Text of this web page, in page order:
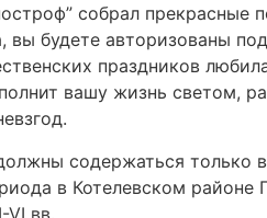
собрал
вы будете авторизованы
праздников
вашу жизнь светом,
содержаться только
в Котелевском
VI вв.